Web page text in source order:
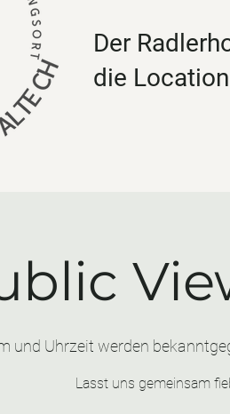
Der
die
und Uhrzeit werden
Lasst uns gemeinsam